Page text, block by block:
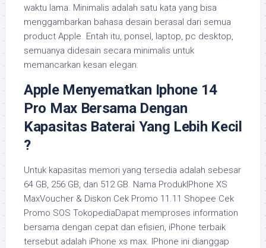
waktu lama. Minimalis adalah satu kata yang bisa
menggambarkan bahasa desain berasal dari semua
product Apple. Entah itu, ponsel, laptop, pc desktop,
semuanya didesain secara minimalis untuk
memancarkan kesan elegan.
Apple Menyematkan Iphone 14
Pro Max Bersama Dengan
Kapasitas Baterai Yang Lebih Kecil
?
Untuk kapasitas memori yang tersedia adalah sebesar
64 GB, 256 GB, dan 512 GB. Nama ProdukIPhone XS
MaxVoucher & Diskon Cek Promo 11.11 Shopee Cek
Promo SOS TokopediaDapat memproses information
bersama dengan cepat dan efisien, iPhone terbaik
tersebut adalah iPhone xs max. IPhone ini dianggap